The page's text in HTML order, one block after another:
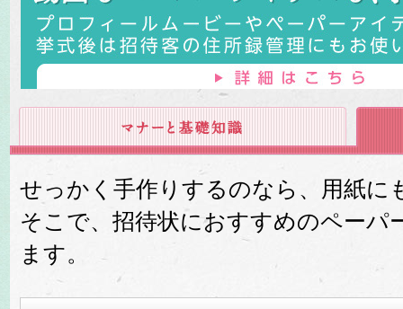
せっかく手作りするのなら、用紙に
そこで、招待状におすすめのペーパ
ます。